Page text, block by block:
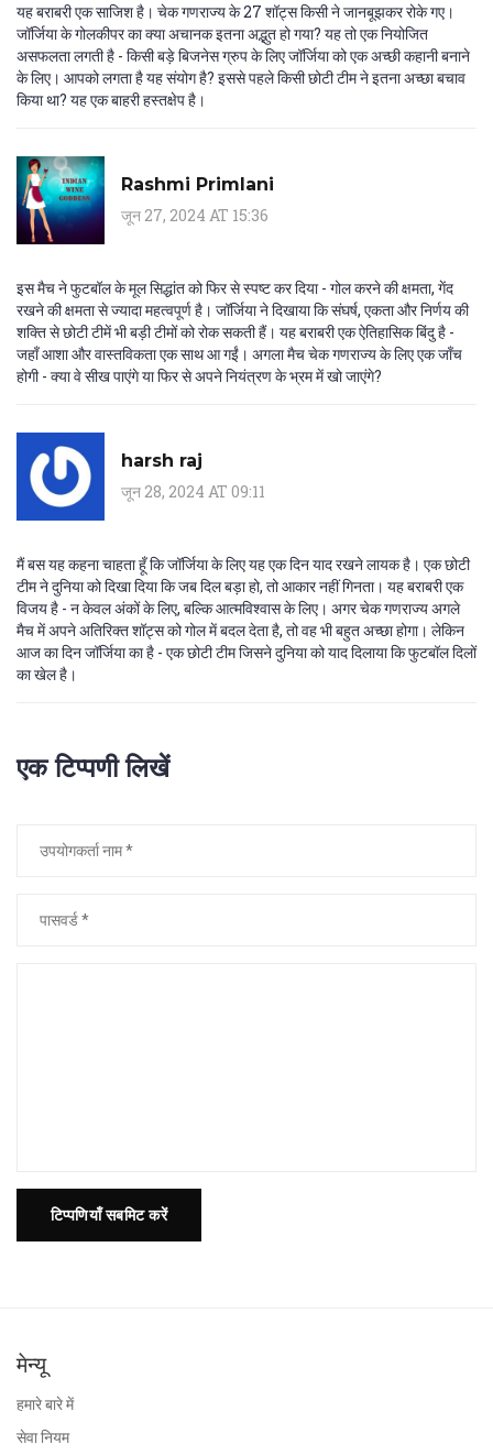
यह बराबरी एक साजिश है। चेक गणराज्य के 27 शॉट्स किसी ने जानबूझकर रोके गए।
जॉर्जिया के गोलकीपर का क्या अचानक इतना अद्भुत हो गया? यह तो एक नियोजित
असफलता लगती है - किसी बड़े बिजनेस ग्रुप के लिए जॉर्जिया को एक अच्छी कहानी बनाने
के लिए। आपको लगता है यह संयोग है? इससे पहले किसी छोटी टीम ने इतना अच्छा बचाव
किया था? यह एक बाहरी हस्तक्षेप है।
Rashmi Primlani
जून 27, 2024 AT 15:36
इस मैच ने फुटबॉल के मूल सिद्धांत को फिर से स्पष्ट कर दिया - गोल करने की क्षमता, गेंद
रखने की क्षमता से ज्यादा महत्वपूर्ण है। जॉर्जिया ने दिखाया कि संघर्ष, एकता और निर्णय की
शक्ति से छोटी टीमें भी बड़ी टीमों को रोक सकती हैं। यह बराबरी एक ऐतिहासिक बिंदु है -
जहाँ आशा और वास्तविकता एक साथ आ गईं। अगला मैच चेक गणराज्य के लिए एक जाँच
होगी - क्या वे सीख पाएंगे या फिर से अपने नियंत्रण के भ्रम में खो जाएंगे?
harsh raj
जून 28, 2024 AT 09:11
मैं बस यह कहना चाहता हूँ कि जॉर्जिया के लिए यह एक दिन याद रखने लायक है। एक छोटी
टीम ने दुनिया को दिखा दिया कि जब दिल बड़ा हो, तो आकार नहीं गिनता। यह बराबरी एक
विजय है - न केवल अंकों के लिए, बल्कि आत्मविश्वास के लिए। अगर चेक गणराज्य अगले
मैच में अपने अतिरिक्त शॉट्स को गोल में बदल देता है, तो वह भी बहुत अच्छा होगा। लेकिन
आज का दिन जॉर्जिया का है - एक छोटी टीम जिसने दुनिया को याद दिलाया कि फुटबॉल दिलों
का खेल है।
एक टिप्पणी लिखें
टिप्पणियाँ सबमिट करें
मेन्यू
हमारे बारे में
सेवा नियम